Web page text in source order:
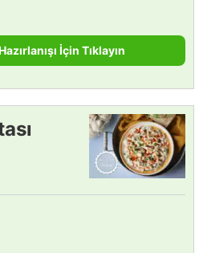
İçin Tıklayın